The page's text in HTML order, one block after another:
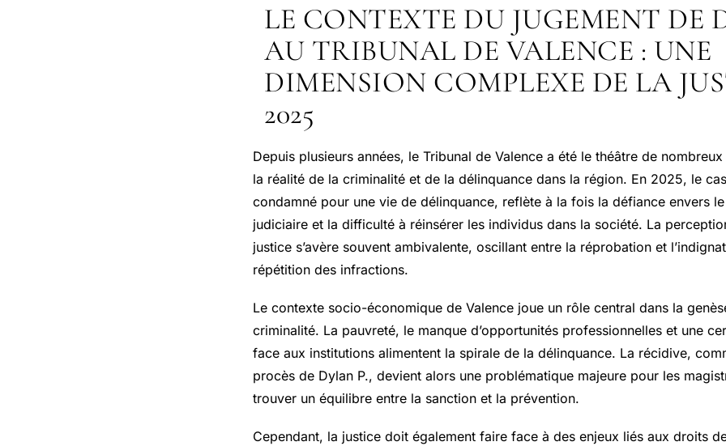
LE CONTEXTE DU JUGEMENT DE
AU TRIBUNAL DE VALENCE : UNE
DIMENSION COMPLEXE DE LA
2025
Depuis plusieurs années, le Tribunal de Valence a été le théâtre de
la réalité de la criminalité et de la délinquance dans la région. En 2025, le
condamné pour une vie de délinquance, reflète à la fois la défiance envers
judiciaire et la difficulté à réinsérer les individus dans la société. La
justice s’avère souvent ambivalente, oscillant entre la réprobation et
répétition des infractions.
Le contexte socio-économique de Valence joue un rôle central dans la
criminalité. La pauvreté, le manque d’opportunités professionnelles et une
face aux institutions alimentent la spirale de la délinquance. La récidive,
procès de Dylan P., devient alors une problématique majeure pour les
trouver un équilibre entre la sanction et la prévention.
Cependant, la justice doit également faire face à des enjeux liés aux droits